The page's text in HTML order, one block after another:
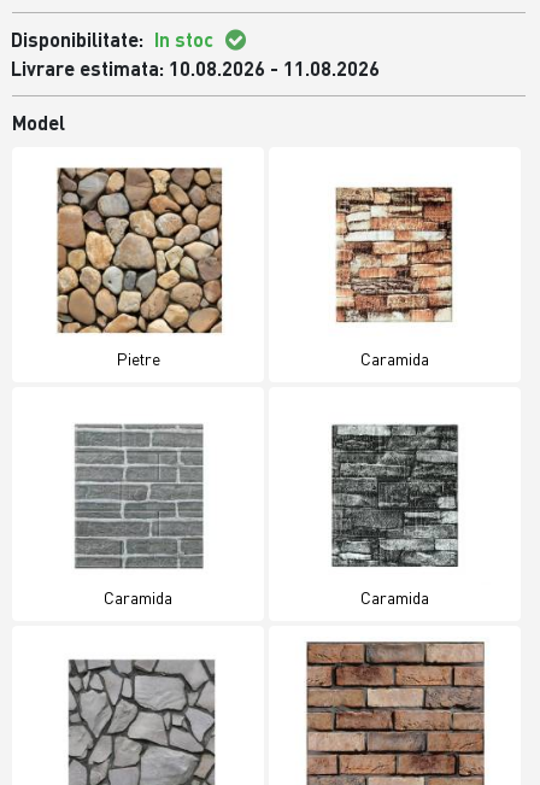
Disponibilitate: In stoc
Livrare estimata: 10.08.2026 - 11.08.2026
Model
Pietre Caramida
Caramida Caramida